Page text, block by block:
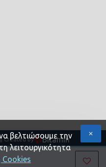
| Created by Bitamin
βελτιώσουμε την
λειτουργικότητα
Cookies